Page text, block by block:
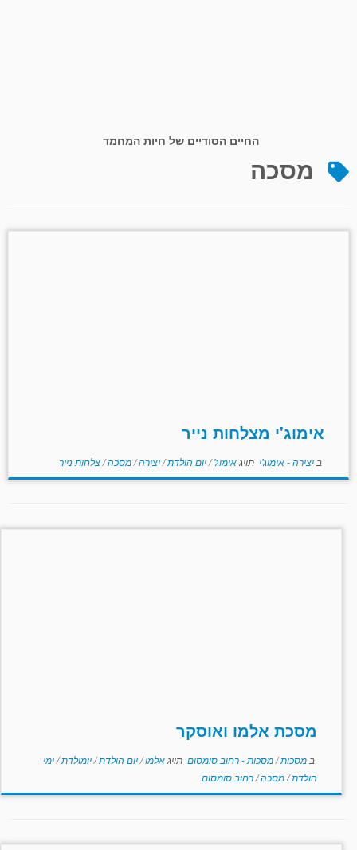
החיים הסודיים של חיות המחמד
מסכה
אימוג'י מצלחות נייר
ב יצירה - אימוג'י תויגאימוג'/יום הולדת/יצירה/מסכה/צלחות נייר
מסכת אלמו ואוסקר
ב מסכות/מסכות - רחוב סומסום תויגאלמו/יום הולדת/יומולדת/ימי
הולדת/מסכה/רחוב סומסום